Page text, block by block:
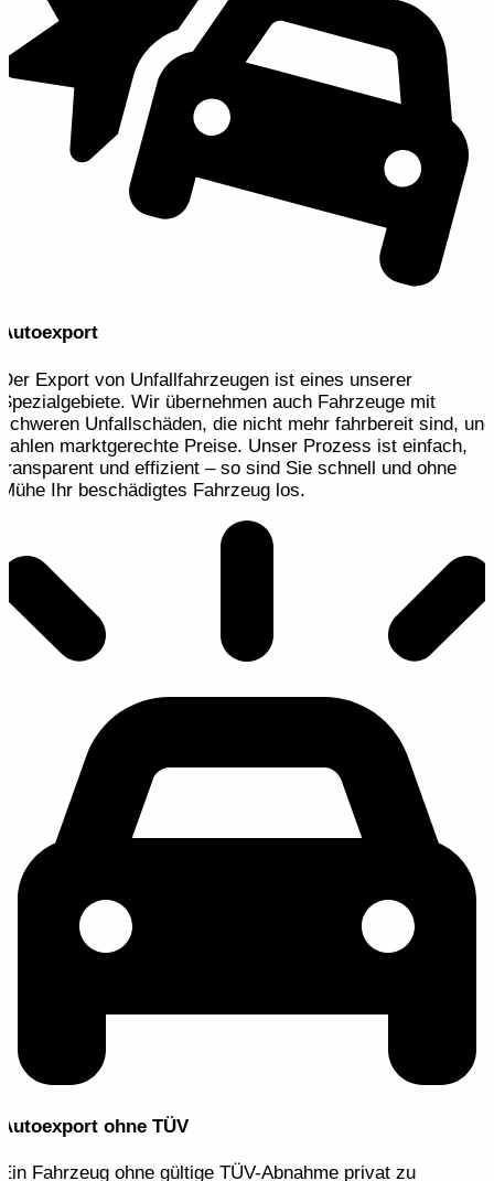
Autoexport
Der Export von Unfallfahrzeugen ist eines unserer
Spezialgebiete. Wir übernehmen auch Fahrzeuge mit
schweren Unfallschäden, die nicht mehr fahrbereit sind, und
zahlen marktgerechte Preise. Unser Prozess ist einfach,
transparent und effizient – so sind Sie schnell und ohne
Mühe Ihr beschädigtes Fahrzeug los.
Autoexport ohne TÜV
Ein Fahrzeug ohne gültige TÜV-Abnahme privat zu